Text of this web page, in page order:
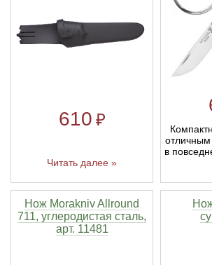
610 ₽
Читать далее »
в
Нож Morakniv Allround
711, углеродистая сталь,
арт. 11481